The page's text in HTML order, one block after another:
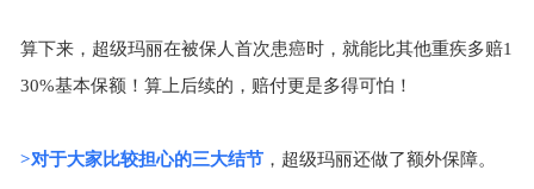
算下来，超级玛丽在被保人首次患癌时，就能比其他重疾多赔1
30%基本保额！算上后续的，赔付更是多得可怕！
>对于大家比较担心的三大结节，超级玛丽还做了额外保障。